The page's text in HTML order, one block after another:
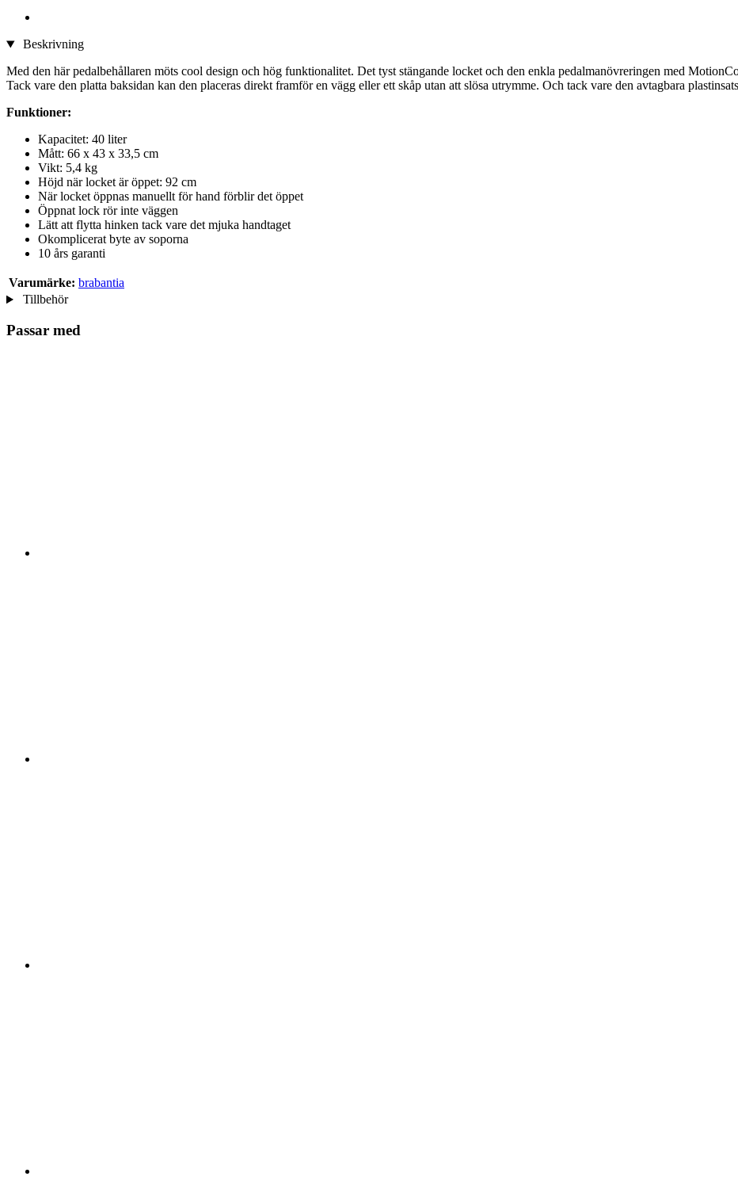
Beskrivning
Med den här pedalbehållaren möts cool design och hög funktionalitet. Det tyst stängande locket och den enkla pedalmanövreringen med
Tack vare den platta baksidan kan den placeras direkt framför en vägg eller ett skåp utan att slösa utrymme. Och tack vare den avtagbara
Funktioner:
Kapacitet: 40 liter
Mått: 66 x 43 x 33,5 cm
Vikt: 5,4 kg
Höjd när locket är öppet: 92 cm
När locket öppnas manuellt för hand förblir det öppet
Öppnat lock rör inte väggen
Lätt att flytta hinken tack vare det mjuka handtaget
Okomplicerat byte av soporna
10 års garanti
Varumärke: brabantia
Tillbehör
Passar med